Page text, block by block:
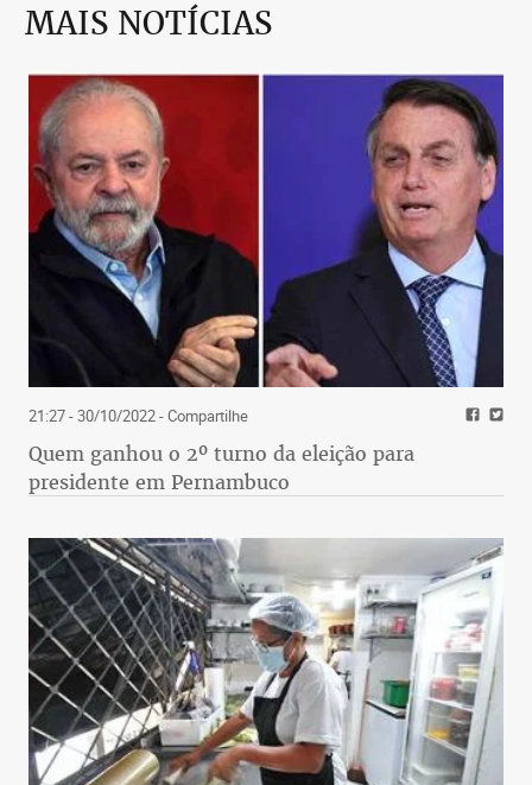
MAIS NOTÍCIAS
21:27 - 30/10/2022- Compartilhe
Quem ganhou o 2º turno da eleição para
presidente em Pernambuco